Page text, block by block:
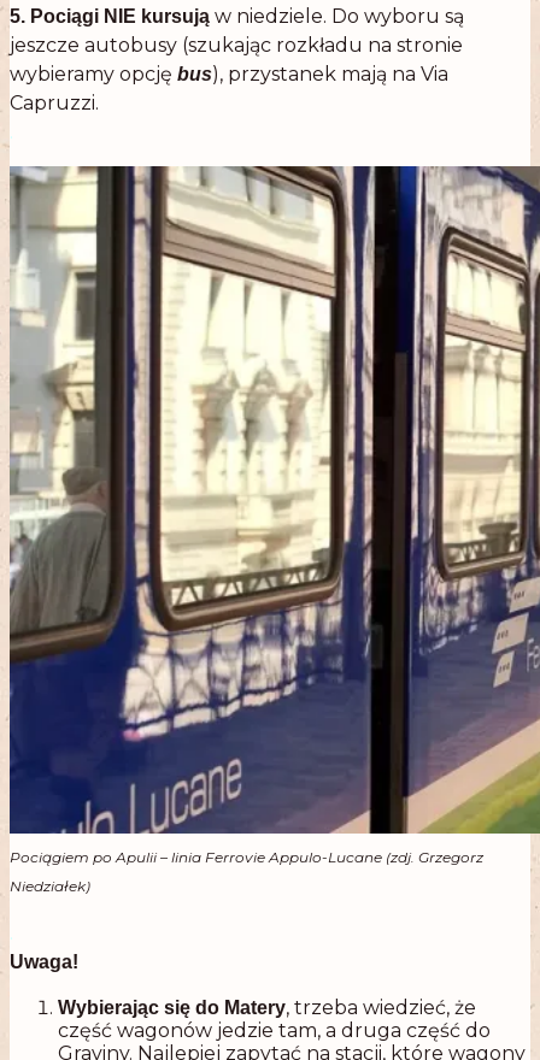
5. Pociągi NIE kursują w niedziele. Do wyboru są
jeszcze autobusy (szukając rozkładu na stronie
wybieramy opcję bus), przystanek mają na Via
Capruzzi.
.
Pociągiem po Apulii – linia Ferrovie Appulo-Lucane (zdj. Grzegorz
Niedziałek)
.
Uwaga!
Wybierając się do Matery, trzeba wiedzieć, że
część wagonów jedzie tam, a druga część do
Graviny. Najlepiej zapytać na stacji, które wagony